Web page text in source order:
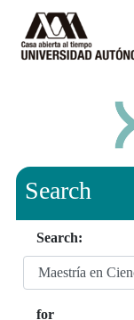
Search
Search:
for